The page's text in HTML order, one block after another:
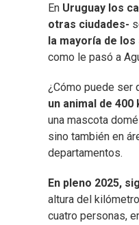
En Uruguay los
otras ciudades-
la mayoría de
como le pasó a
¿Cómo puede ser
un animal de 400
una mascota
sino también en
departamentos.
En pleno 2025,
altura del
cuatro personas,